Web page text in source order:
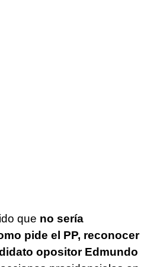
que no sería
pide el PP, reconocer
opositor Edmundo